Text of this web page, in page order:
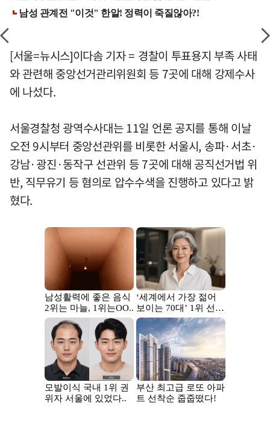
[서울=뉴시스]이다솜 기자 = 경찰이 투표용지 부족 사태
와 관련해 중앙선거관리위원회 등 7곳에 대해 강제수사
에 나섰다.
서울경찰청 광역수사대는 11일 언론 공지를 통해 이날
오전 9시부터 중앙선관위를 비롯한 서울시, 송파·서초·
강남·광진·동작구 선관위 등 7곳에 대해 공직선거법 위
반, 직무유기 등 혐의로 압수수색을 진행하고 있다고 밝
혔다.